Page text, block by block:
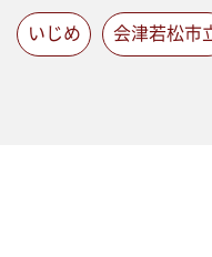
いじめ 会津若松市